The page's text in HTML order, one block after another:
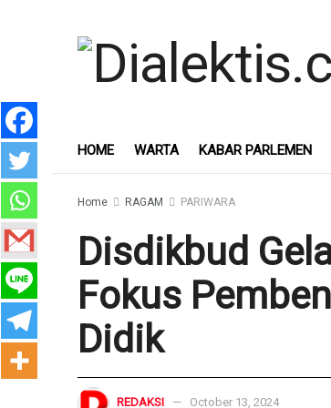
HOME WARTA KABAR PARLEMEN
Home RAGAM PARIWARA
Disdikbud
Fokus
Didik
REDAKSI October 13, 2024